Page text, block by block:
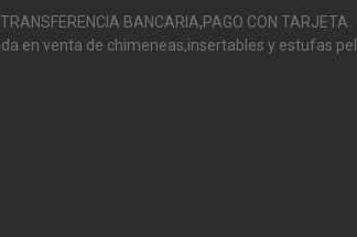
BANCARIA,PAGO CON TARJETA.
en venta de chimeneas,insertables y estufas